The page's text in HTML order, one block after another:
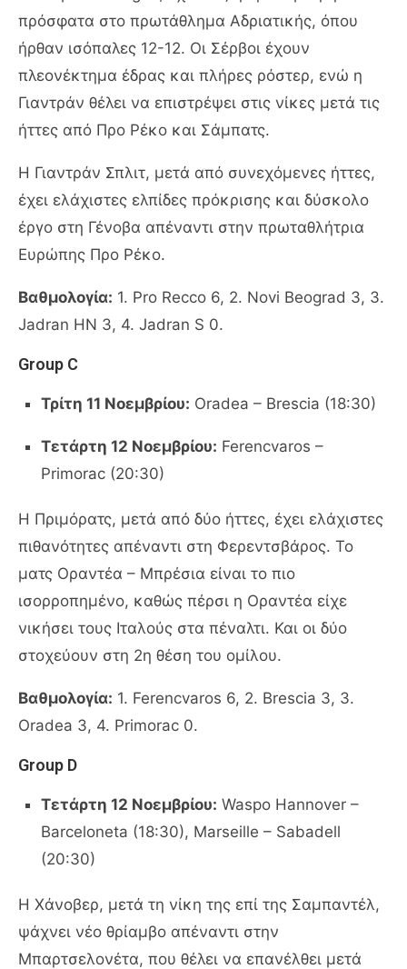
πρόσφατα στο πρωτάθλημα Αδριατικής, όπου
ήρθαν ισόπαλες 12-12. Οι Σέρβοι έχουν
πλεονέκτημα έδρας και πλήρες ρόστερ, ενώ η
Γιαντράν θέλει να επιστρέψει στις νίκες μετά τις
ήττες από Προ Ρέκο και Σάμπατς.
Η Γιαντράν Σπλιτ, μετά από συνεχόμενες ήττες,
έχει ελάχιστες ελπίδες πρόκρισης και δύσκολο
έργο στη Γένοβα απέναντι στην πρωταθλήτρια
Ευρώπης Προ Ρέκο.
Βαθμολογία: 1. Pro Recco 6, 2. Novi Beograd 3, 3.
Jadran HN 3, 4. Jadran S 0.
Group C
Τρίτη 11 Νοεμβρίου: Oradea – Brescia (18:30)
Τετάρτη 12 Νοεμβρίου: Ferencvaros –
Primorac (20:30)
Η Πριμόρατς, μετά από δύο ήττες, έχει ελάχιστες
πιθανότητες απέναντι στη Φερεντσβάρος. Το
ματς Οραντέα – Μπρέσια είναι το πιο
ισορροπημένο, καθώς πέρσι η Οραντέα είχε
νικήσει τους Ιταλούς στα πέναλτι. Και οι δύο
στοχεύουν στη 2η θέση του ομίλου.
Βαθμολογία: 1. Ferencvaros 6, 2. Brescia 3, 3.
Oradea 3, 4. Primorac 0.
Group D
Τετάρτη 12 Νοεμβρίου: Waspo Hannover –
Barceloneta (18:30), Marseille – Sabadell
(20:30)
Η Χάνοβερ, μετά τη νίκη της επί της Σαμπαντέλ,
ψάχνει νέο θρίαμβο απέναντι στην
Μπαρτσελονέτα, που θέλει να επανέλθει μετά